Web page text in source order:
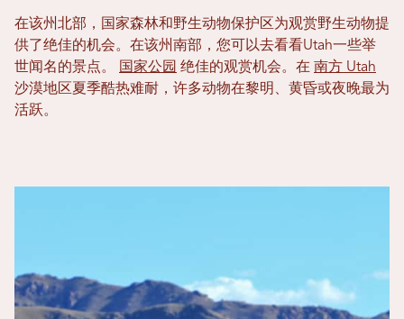
在该州北部，国家森林和野生动物保护区为观赏野生动物提
供了绝佳的机会。在该州南部，您可以去看看Utah一些举
世闻名的景点。
国家公园 绝佳的观赏机会。在 南方 Utah
沙漠地区夏季酷热难耐，许多动物在黎明、黄昏或夜晚最为
活跃。